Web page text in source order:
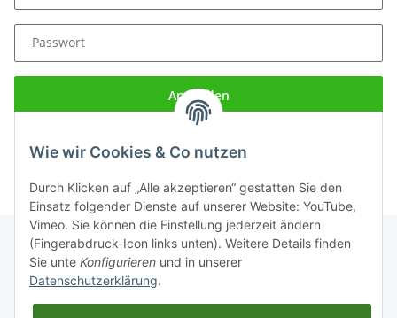
Passwort
Anmelden
Passwort vergessen
Informationen
Wie wir Cookies & Co nutzen
Durch Klicken auf „Alle akzeptieren“ gestatten Sie den
Einsatz folgender Dienste auf unserer Website: YouTube,
Vimeo. Sie können die Einstellung jederzeit ändern
(Fingerabdruck-Icon links unten). Weitere Details finden
Sie unte Konfigurieren und in unserer
Datenschutzerklärung.